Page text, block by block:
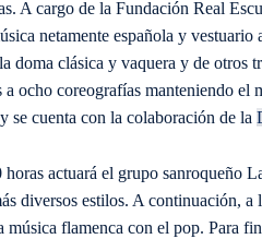
A cargo de la Fundación Real
netamente española y vestuario
doma clásica y vaquera y de otros
ocho coreografías manteniendo el
se cuenta con la colaboración de la
actuará el grupo sanroqueño
diversos estilos. A continuación, a
música flamenca con el pop. Para